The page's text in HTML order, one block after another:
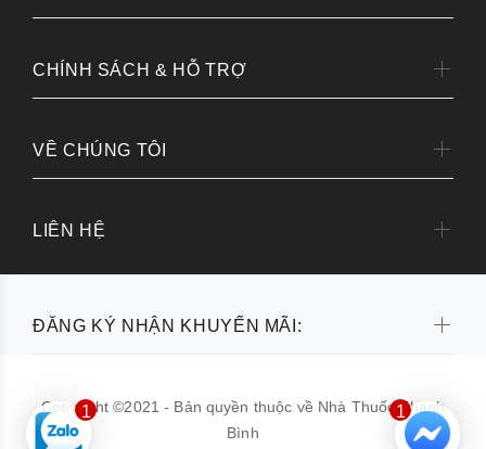
ĐĂNG KÝ NHẬN KHUYẾN MÃI:
CHÍNH SÁCH & HỖ TRỢ
VỀ CHÚNG TÔI
LIÊN HỆ
Copyright ©2021 - Bản quyền thuộc về Nhà Thuốc Thanh
Bình
1
1